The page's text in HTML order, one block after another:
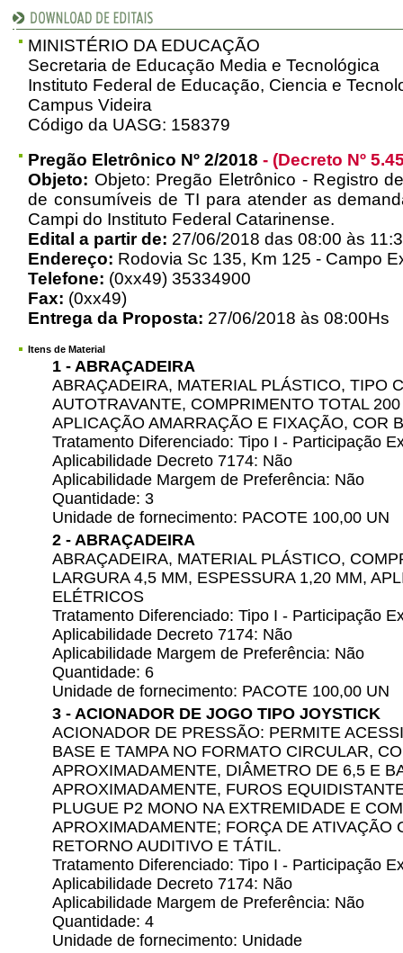
MINISTÉRIO DA EDUCAÇÃO
Secretaria de Educação Media e Tecnológica
Instituto Federal de Educação, Ciencia e
Campus Videira
Código da UASG: 158379
Pregão Eletrônico Nº 2/2018 - (Decreto Nº
Objeto: Objeto: Pregão Eletrônico - Registro
de consumíveis de TI para atender as
Campi do Instituto Federal Catarinense.
Edital a partir de: 27/06/2018 das 08:00 às
Endereço: Rodovia Sc 135, Km 125 - Campo
Telefone: (0xx49) 35334900
Fax: (0xx49)
Entrega da Proposta: 27/06/2018 às 08:00Hs
Itens de Material
1 - ABRAÇADEIRA
ABRAÇADEIRA, MATERIAL PLÁSTICO, TIPO
AUTOTRAVANTE, COMPRIMENTO TOTAL
APLICAÇÃO AMARRAÇÃO E FIXAÇÃO, COR
Tratamento Diferenciado: Tipo I - Participação
Aplicabilidade Decreto 7174: Não
Aplicabilidade Margem de Preferência: Não
Quantidade: 3
Unidade de fornecimento: PACOTE 100,00 UN
2 - ABRAÇADEIRA
ABRAÇADEIRA, MATERIAL PLÁSTICO,
LARGURA 4,5 MM, ESPESSURA 1,20 MM,
ELÉTRICOS
Tratamento Diferenciado: Tipo I - Participação
Aplicabilidade Decreto 7174: Não
Aplicabilidade Margem de Preferência: Não
Quantidade: 6
Unidade de fornecimento: PACOTE 100,00 UN
3 - ACIONADOR DE JOGO TIPO JOYSTICK
ACIONADOR DE PRESSÃO: PERMITE
BASE E TAMPA NO FORMATO CIRCULAR,
APROXIMADAMENTE, DIÂMETRO DE 6,5 E
APROXIMADAMENTE, FUROS
PLUGUE P2 MONO NA EXTREMIDADE E
APROXIMADAMENTE; FORÇA DE ATIVAÇÃO
RETORNO AUDITIVO E TÁTIL.
Tratamento Diferenciado: Tipo I - Participação
Aplicabilidade Decreto 7174: Não
Aplicabilidade Margem de Preferência: Não
Quantidade: 4
Unidade de fornecimento: Unidade